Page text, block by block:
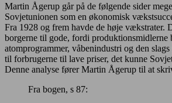
Martin Ågerup går på de følgende sider
Sovjetunionen som en økonomisk
Fra 1928 og frem havde de høje vækstrater.
borgerne til gode, fordi produktionsmidlerne
atomprogrammer, våbenindustri og den
til forbrugerne til lave priser, det kunne
Denne analyse fører Martin Ågerup til at
Fra bogen, s 87: